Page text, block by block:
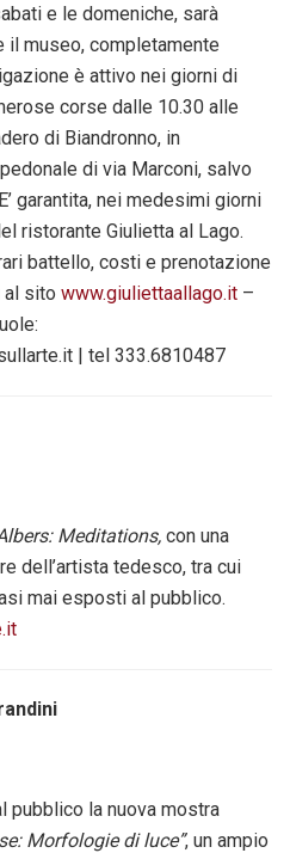
e le domeniche, sarà
museo, completamente
è attivo nei giorni di
corse dalle 10.30 alle
di Biandronno, in
di via Marconi, salvo
garantita, nei medesimi giorni
ristorante Giulietta al Lago.
battello, costi e prenotazione
al sito www.giuliettaallago.it –
| tel 333.6810487
Meditations, con una
dell’artista tedesco, tra cui
mai esposti al pubblico.
pubblico la nuova mostra
Morfologie di luce”, un ampio